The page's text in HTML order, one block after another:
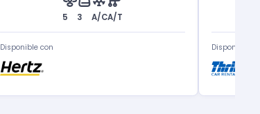
5 3 A/CA/T
Disponible con Disponible